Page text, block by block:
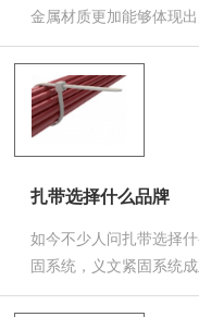
金属材质更加能够体现
扎带选择什么品牌
如今不少人问扎带选择
固系统，义文紧固系统